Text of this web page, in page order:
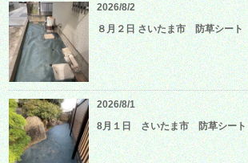
2026/8/2
８月２日 さいたま市 防草シート
2026/8/1
8月１日 さいたま市 防草シート